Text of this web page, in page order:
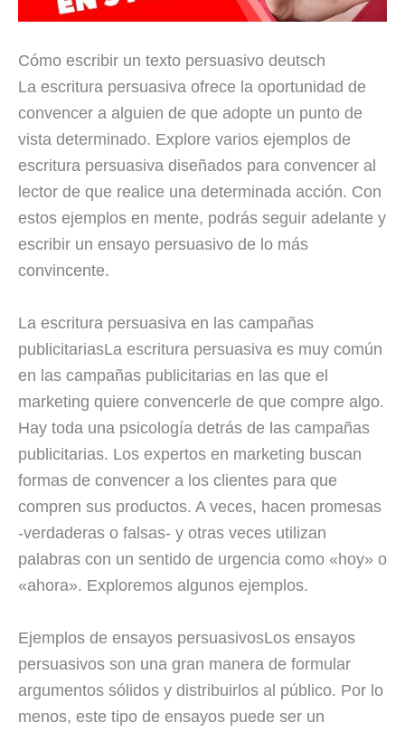
Cómo escribir un texto persuasivo deutsch
La escritura persuasiva ofrece la oportunidad de
convencer a alguien de que adopte un punto de
vista determinado. Explore varios ejemplos de
escritura persuasiva diseñados para convencer al
lector de que realice una determinada acción. Con
estos ejemplos en mente, podrás seguir adelante y
escribir un ensayo persuasivo de lo más
convincente.
La escritura persuasiva en las campañas
publicitariasLa escritura persuasiva es muy común
en las campañas publicitarias en las que el
marketing quiere convencerle de que compre algo.
Hay toda una psicología detrás de las campañas
publicitarias. Los expertos en marketing buscan
formas de convencer a los clientes para que
compren sus productos. A veces, hacen promesas
-verdaderas o falsas- y otras veces utilizan
palabras con un sentido de urgencia como «hoy» o
«ahora». Exploremos algunos ejemplos.
Ejemplos de ensayos persuasivosLos ensayos
persuasivos son una gran manera de formular
argumentos sólidos y distribuirlos al público. Por lo
menos, este tipo de ensayos puede ser un